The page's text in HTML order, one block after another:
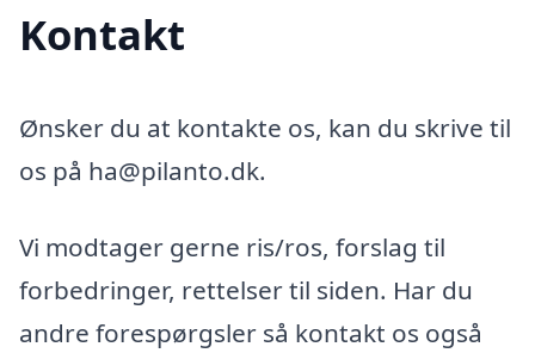
Kontakt
Ønsker du at kontakte os, kan du skrive til
os på ha@pilanto.dk.
Vi modtager gerne ris/ros, forslag til
forbedringer, rettelser til siden. Har du
andre forespørgsler så kontakt os også